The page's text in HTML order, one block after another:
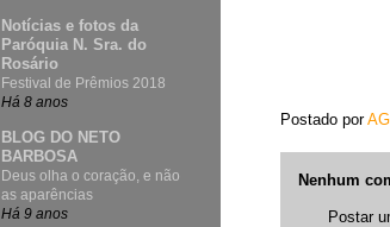
Postado por
Nenhum
Postar
Notícias e fotos da
Paróquia N. Sra. do
Rosário
Festival de Prêmios 2018
Há 8 anos
BLOG DO NETO
BARBOSA
Deus olha o coração, e não
as aparências
Há 9 anos